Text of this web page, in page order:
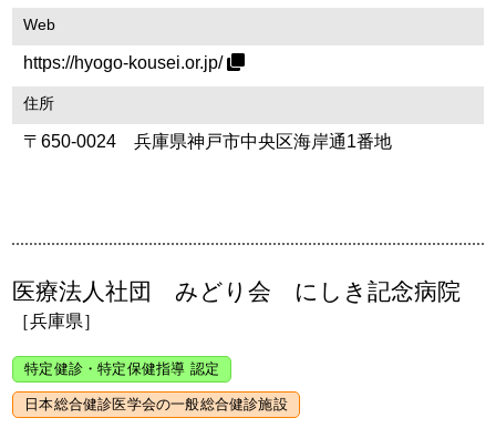
Web
https://hyogo-kousei.or.jp/
住所
〒650-0024 兵庫県神戸市中央区海岸通1番地
医療法人社団 みどり会 にしき記念病院
［兵庫県］
特定健診・特定保健指導 認定
日本総合健診医学会の一般総合健診施設